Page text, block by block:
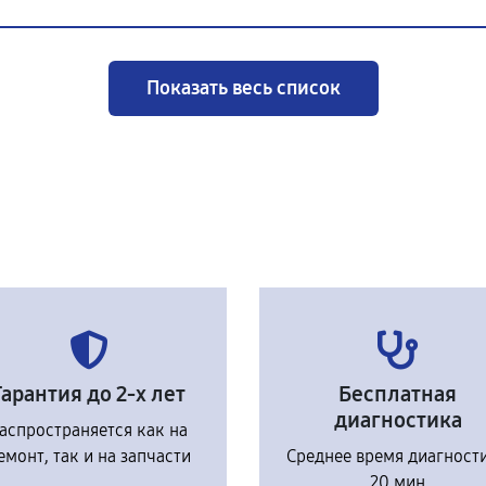
Показать весь список
до 2-х лет
как на
так и на запчасти
Бесплатная
диагностика
Среднее время